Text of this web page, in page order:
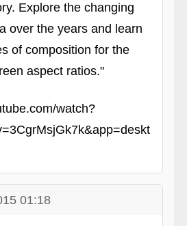
Explore the changing
over the years and learn
of composition for the
aspect ratios."
watch?
01:18